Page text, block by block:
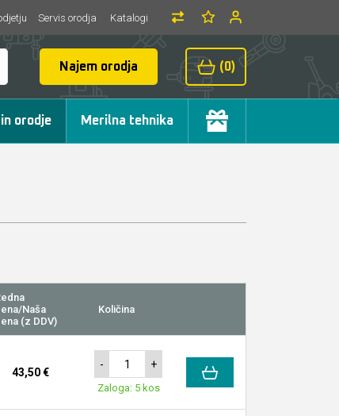
Servis orodja Katalogi
Najem orodja (0)
orodje Merilna tehnika
Naša
(z DDV)
Količina
43,50 €
- +
Zaloga: 5 kos